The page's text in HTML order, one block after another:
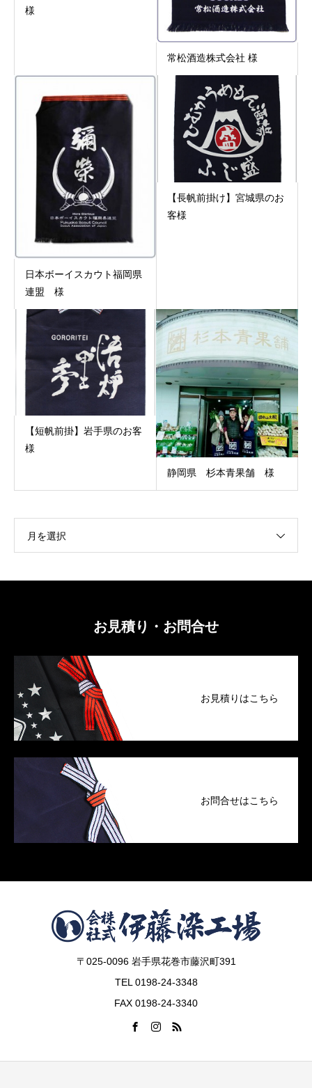
様
常松酒造株式会社 様
日本ボーイスカウト福岡県
連盟 様
【長帆前掛け】宮城県のお
客様
【短帆前掛】岩手県のお客
様
静岡県 杉本青果舗 様
月を選択
お見積り・お問合せ
お見積りはこちら
お問合せはこちら
〒025-0096 岩手県花巻市藤沢町391
TEL 0198-24-3348
FAX 0198-24-3340